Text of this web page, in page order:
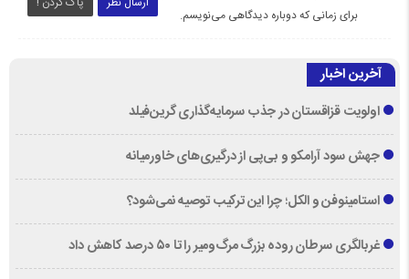
برای زمانی که دوباره دیدگاهی می‌نویسم.
آخرین اخبار
اولویت قزاقستان در جذب سرمایه‌گذاری گرین‌فیلد
جهش سود آرامکو و بی‌پی از درگیری‌های خاورمیانه
استامینوفن و الکل؛ چرا این ترکیب توصیه نمی‌شود؟
غربالگری سرطان روده بزرگ مرگ‌ومیر را تا ۵۰ درصد کاهش داد